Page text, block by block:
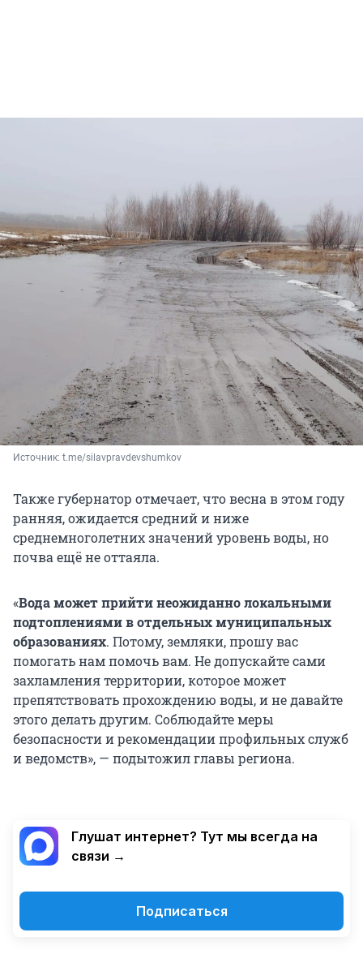
Источник: t.me/silavpravdevshumkov
Также губернатор отмечает, что весна в этом году
ранняя, ожидается средний и ниже
среднемноголетних значений уровень воды, но
почва ещё не оттаяла.
«Вода может прийти неожиданно локальными
подтоплениями в отдельных муниципальных
образованиях. Потому, земляки, прошу вас
помогать нам помочь вам. Не допускайте сами
захламления территории, которое может
препятствовать прохождению воды, и не давайте
этого делать другим. Соблюдайте меры
безопасности и рекомендации профильных служб
и ведомств», — подытожил главы региона.
Глушат интернет? Тут мы всегда на
связи →
Подписаться